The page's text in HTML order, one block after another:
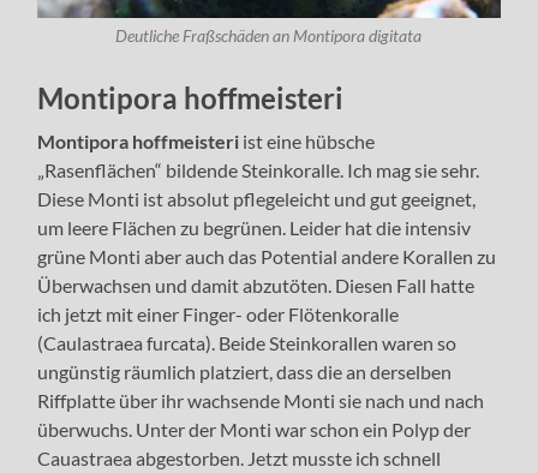
Deutliche Fraßschäden an Montipora digitata
Montipora hoffmeisteri
Montipora hoffmeisteri ist eine hübsche
„Rasenflächen“ bildende Steinkoralle. Ich mag sie sehr.
Diese Monti ist absolut pflegeleicht und gut geeignet,
um leere Flächen zu begrünen. Leider hat die intensiv
grüne Monti aber auch das Potential andere Korallen zu
Überwachsen und damit abzutöten. Diesen Fall hatte
ich jetzt mit einer Finger- oder Flötenkoralle
(Caulastraea furcata). Beide Steinkorallen waren so
ungünstig räumlich platziert, dass die an derselben
Riffplatte über ihr wachsende Monti sie nach und nach
überwuchs. Unter der Monti war schon ein Polyp der
Cauastraea abgestorben. Jetzt musste ich schnell